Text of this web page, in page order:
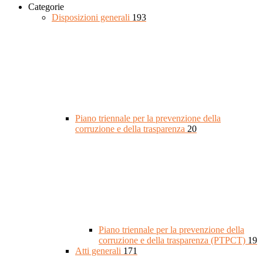
Categorie
Disposizioni generali 193
Piano triennale per la prevenzione della
corruzione e della trasparenza 20
Piano triennale per la prevenzione della
corruzione e della trasparenza (PTPCT) 19
Atti generali 171